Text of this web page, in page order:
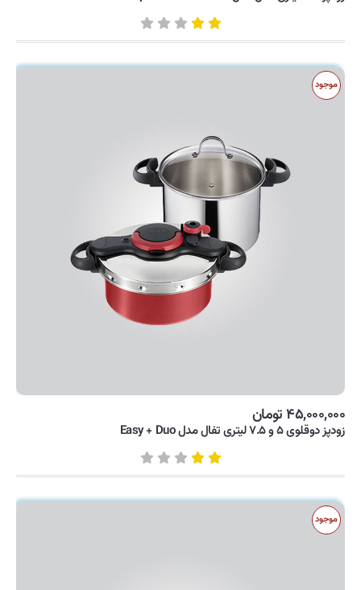
موجود
۴۵,۰۰۰,۰۰۰ تومان
زودپز دوقلوی ۵ و ۷.۵ لیتری تفال مدل Easy + Duo
موجود